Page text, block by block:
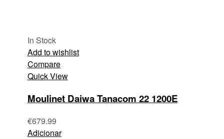
In Stock
Add to wishlist
Compare
Quick View
Moulinet Daiwa Tanacom 22 1200E
€679.99
Adicionar